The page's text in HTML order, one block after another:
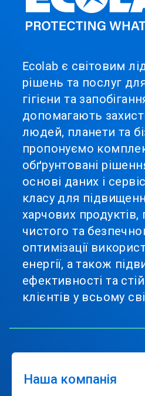
Ecolab є світовим
рішень та послуг
гігієни та
допомагають
людей, планети та
пропонуємо
обґрунтовані
основі даних і
класу для
харчових продуктів,
чистого та
оптимізації
енергії, а також
ефективності та
клієнтів у всьому
Наша компанія